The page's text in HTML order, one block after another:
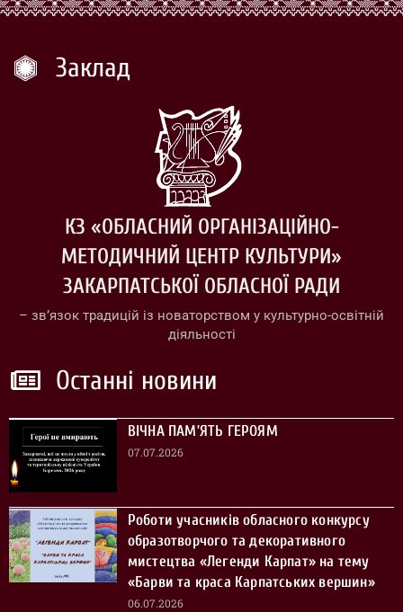
Заклад
КЗ «ОБЛАСНИЙ ОРГАНІЗАЦІЙНО-
МЕТОДИЧНИЙ ЦЕНТР КУЛЬТУРИ»
ЗАКАРПАТСЬКОЇ ОБЛАСНОЇ РАДИ
– зв’язок традицій із новаторством у культурно-освітній
діяльності
Останні новини
ВІЧНА ПАМ’ЯТЬ ГЕРОЯМ
07.07.2026
Роботи учасників обласного конкурсу
образотворчого та декоративного
мистецтва «Легенди Карпат» на тему
«Барви та краса Карпатських вершин»
06.07.2026